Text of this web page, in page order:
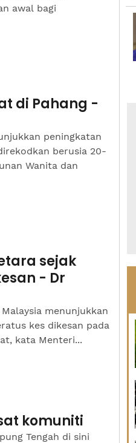
awal bagi
di Pahang -
peningkatan
berusia 20-
Wanita dan
sejak
- Dr
menunjukkan
kes dikesan pada
kata Menteri...
komuniti
Tengah di sini